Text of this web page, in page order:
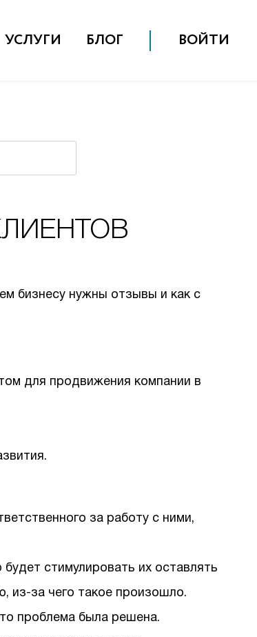
УСЛУГИ БЛОГ ВОЙТИ
бизнесу нужны отзывы и как с
для продвижения компании в
за работу с ними,
стимулировать их оставлять
из-за чего такое произошло.
проблема была решена.